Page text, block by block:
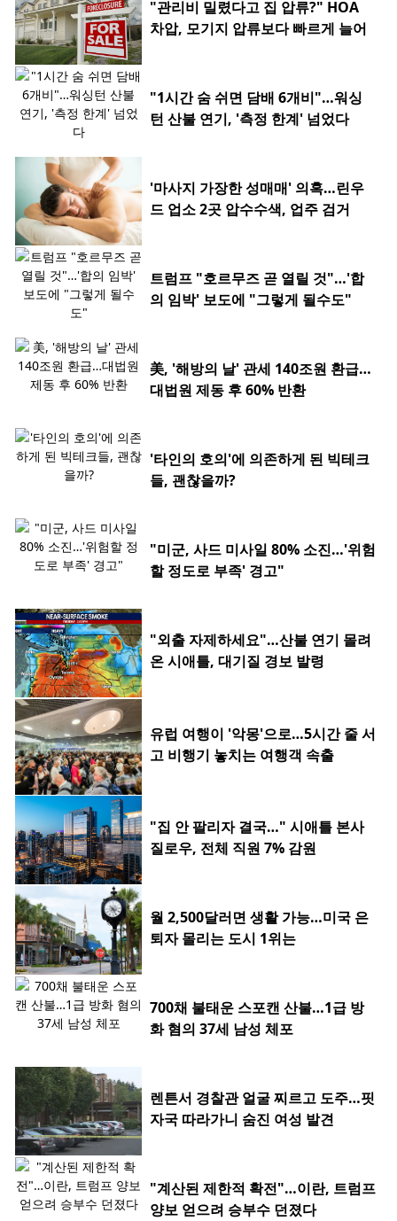
"관리비 밀렸다고 집 압류?" HOA
차압, 모기지 압류보다 빠르게 늘어
"1시간 숨 쉬면 담배 6개비"…워싱
턴 산불 연기, '측정 한계' 넘었다
'마사지 가장한 성매매' 의혹…린우
드 업소 2곳 압수수색, 업주 검거
트럼프 "호르무즈 곧 열릴 것"…'합
의 임박' 보도에 "그렇게 될수도"
美, '해방의 날' 관세 140조원 환급…
대법원 제동 후 60% 반환
'타인의 호의'에 의존하게 된 빅테크
들, 괜찮을까?
"미군, 사드 미사일 80% 소진…'위험
할 정도로 부족' 경고"
"외출 자제하세요"…산불 연기 몰려
온 시애틀, 대기질 경보 발령
유럽 여행이 '악몽'으로…5시간 줄 서
고 비행기 놓치는 여행객 속출
"집 안 팔리자 결국…" 시애틀 본사
질로우, 전체 직원 7% 감원
월 2,500달러면 생활 가능…미국 은
퇴자 몰리는 도시 1위는
700채 불태운 스포캔 산불…1급 방
화 혐의 37세 남성 체포
렌튼서 경찰관 얼굴 찌르고 도주…핏
자국 따라가니 숨진 여성 발견
"계산된 제한적 확전"…이란, 트럼프
양보 얻으려 승부수 던졌다